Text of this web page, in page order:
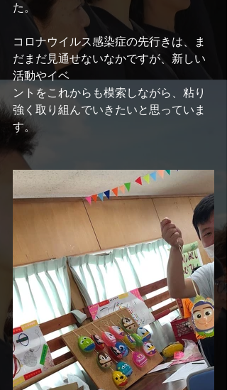
た。
コロナウイルス感染症の先行きは、ま
だまだ見通せないなかですが、新しい
活動やイベ
ントをこれからも模索しながら、粘り
強く取り組んでいきたいと思っていま
す。